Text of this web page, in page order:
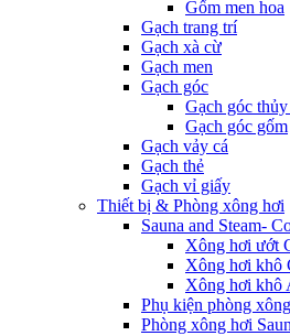
Gốm men hoa
Gạch trang trí
Gạch xà cừ
Gạch men
Gạch góc
Gạch góc
Gạch góc gốm
Gạch vảy cá
Gạch thẻ
Gạch vỉ giấy
Thiết bị & Phòng xông hơi
Sauna and Steam-
Xông hơi ướt
Xông hơi khô
Xông hơi khô
Phụ kiện phòng
Phòng xông hơi